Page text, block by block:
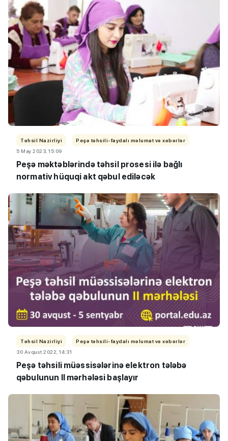
Təhsil Nazirliyi
Peşə təhsili-faydalı məlumat və xəbərlər
5 May 2023, 15:09
Peşə məktəblərində təhsil prosesi ilə bağlı
normativ hüquqi akt qəbul ediləcək
Təhsil Nazirliyi
Peşə təhsili-faydalı məlumat və xəbərlər
30 Avqust 2022, 14:31
Peşə təhsili müəssisələrinə elektron tələbə
qəbulunun II mərhələsi başlayır